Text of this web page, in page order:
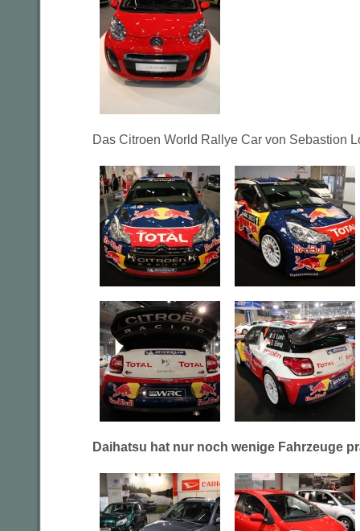
Das Citroen World Rallye Car von Sebastion
Daihatsu hat nur noch wenige Fahrzeuge